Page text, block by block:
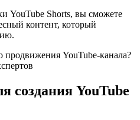
YouTube Shorts, вы сможете
контент, который
создания YouTube